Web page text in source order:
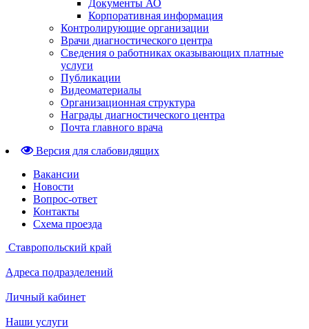
Документы АО
Корпоративная информация
Контролирующие организации
Врачи диагностического центра
Сведения о работниках оказывающих платные
услуги
Публикации
Видеоматериалы
Организационная структура
Награды диагностического центра
Почта главного врача
Версия для слабовидящих
Вакансии
Новости
Вопрос-ответ
Контакты
Схема проезда
Ставропольский край
Адреса подразделений
Личный кабинет
Наши услуги